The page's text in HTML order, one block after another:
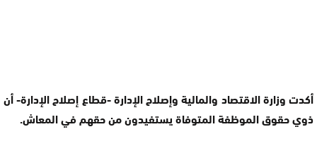
أكدت وزارة الاقتصاد والمالية وإصلاح الإدارة -قطاع إصلاح الإدارة- أن
ذوي حقوق الموظفة المتوفاة يستفيدون من حقهم في المعاش.